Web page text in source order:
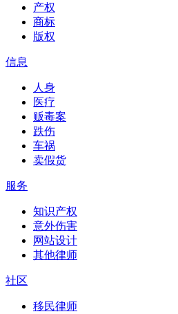
产权
商标
版权
信息
人身
医疗
贩毒案
跌伤
车祸
卖假货
服务
知识产权
意外伤害
网站设计
其他律师
社区
移民律师